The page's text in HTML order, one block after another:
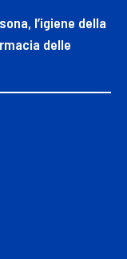
l’igiene della
delle